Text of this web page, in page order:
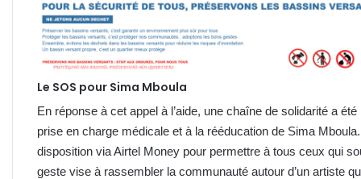
Le SOS pour Sima Mboula
En réponse à cet appel à l’aide, une chaîne de solidarité a
prise en charge médicale et à la rééducation de Sima
disposition via Airtel Money pour permettre à tous ceux qui
geste vise à rassembler la communauté autour d’un artiste